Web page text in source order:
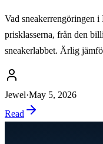
Vad sneakerrengöringen
prisklasserna, från den
sneakerlabbet. Ärlig
Jewel·May 5, 2026
Read